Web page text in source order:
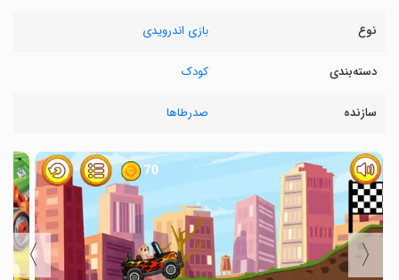
نوع بازی اندرویدی
دسته‌بندی کودک
سازنده صدرطاها
〈
〉